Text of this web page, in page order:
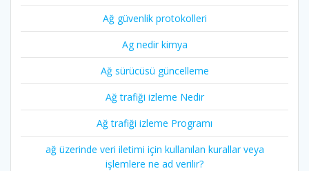
Ağ güvenlik protokolleri
Ag nedir kimya
Ağ sürücüsü güncelleme
Ağ trafiği izleme Nedir
Ağ trafiği izleme Programı
ağ üzerinde veri iletimi için kullanılan kurallar veya
işlemlere ne ad verilir?